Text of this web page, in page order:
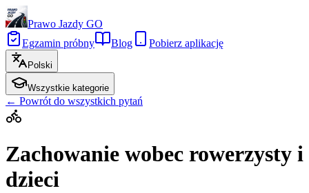
Prawo Jazdy GO
Egzamin próbny
Blog Pobierz aplikację
Polski
Wszystkie kategorie
← Powrót do wszystkich pytań
Zachowanie wobec rowerzysty i
dzieci